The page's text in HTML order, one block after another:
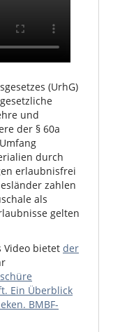
(UrhG)
und
der § 60a
durch
erlaubnisfrei
zahlen
als
gelten
Video bietet der
Ein Überblick
BMBF-